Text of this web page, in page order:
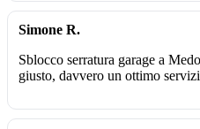
Simone R.
Sblocco serratura garage a
giusto, davvero un ottimo